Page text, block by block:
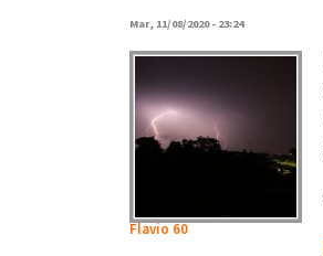
Mar, 11/08/2020 - 23:24
Flavio 60